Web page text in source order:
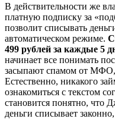
В действительности же
платную подписку за
позволит списывать
автоматическом режиме.
499 рублей за каждые 5
начинает все понимать
засыпают спамом от МФО,
Естественно, никакого
ознакомиться с текстом
становится понятно, что
деньги списывает